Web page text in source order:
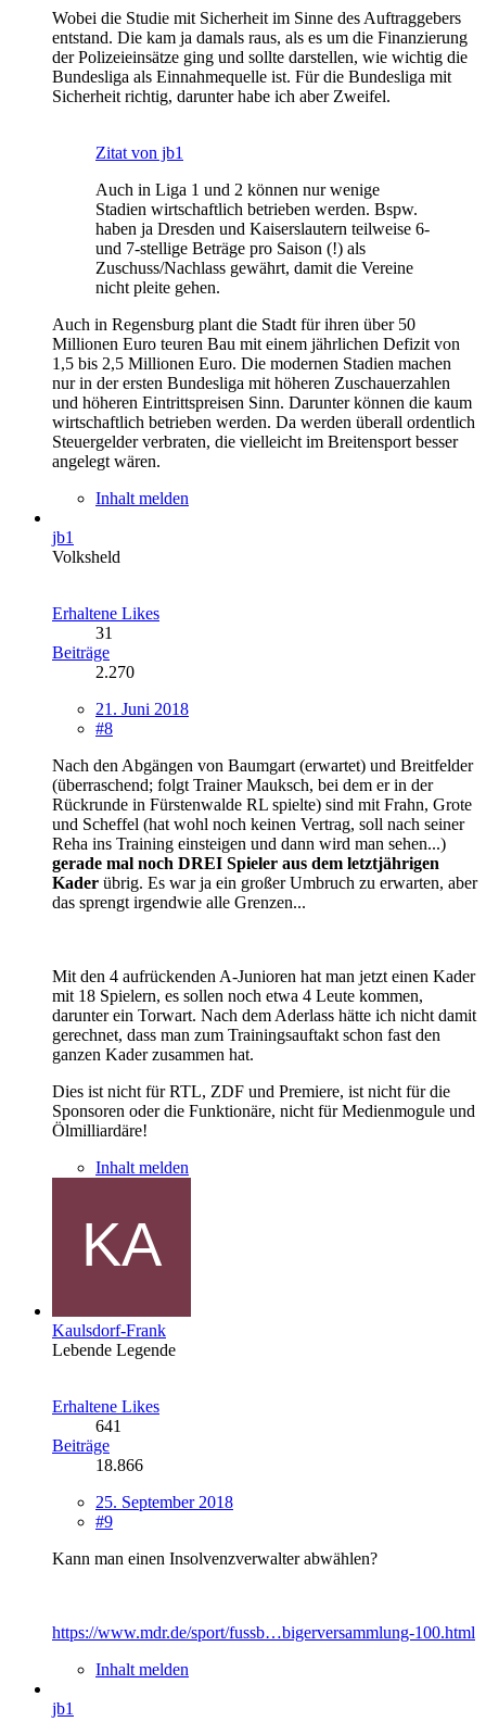
Wobei die Studie mit Sicherheit im Sinne des Auftraggebers
entstand. Die kam ja damals raus, als es um die Finanzierung
der Polizeieinsätze ging und sollte darstellen, wie wichtig die
Bundesliga als Einnahmequelle ist. Für die Bundesliga mit
Sicherheit richtig, darunter habe ich aber Zweifel.
Zitat von jb1
Auch in Liga 1 und 2 können nur wenige
Stadien wirtschaftlich betrieben werden. Bspw.
haben ja Dresden und Kaiserslautern teilweise 6-
und 7-stellige Beträge pro Saison (!) als
Zuschuss/Nachlass gewährt, damit die Vereine
nicht pleite gehen.
Auch in Regensburg plant die Stadt für ihren über 50
Millionen Euro teuren Bau mit einem jährlichen Defizit von
1,5 bis 2,5 Millionen Euro. Die modernen Stadien machen
nur in der ersten Bundesliga mit höheren Zuschauerzahlen
und höheren Eintrittspreisen Sinn. Darunter können die kaum
wirtschaftlich betrieben werden. Da werden überall ordentlich
Steuergelder verbraten, die vielleicht im Breitensport besser
angelegt wären.
Inhalt melden
jb1
Volksheld
Erhaltene Likes
31
Beiträge
2.270
21. Juni 2018
#8
Nach den Abgängen von Baumgart (erwartet) und Breitfelder
(überraschend; folgt Trainer Mauksch, bei dem er in der
Rückrunde in Fürstenwalde RL spielte) sind mit Frahn, Grote
und Scheffel (hat wohl noch keinen Vertrag, soll nach seiner
Reha ins Training einsteigen und dann wird man sehen...)
gerade mal noch DREI Spieler aus dem letztjährigen
Kader übrig. Es war ja ein großer Umbruch zu erwarten, aber
das sprengt irgendwie alle Grenzen...
Mit den 4 aufrückenden A-Junioren hat man jetzt einen Kader
mit 18 Spielern, es sollen noch etwa 4 Leute kommen,
darunter ein Torwart. Nach dem Aderlass hätte ich nicht damit
gerechnet, dass man zum Trainingsauftakt schon fast den
ganzen Kader zusammen hat.
Dies ist nicht für RTL, ZDF und Premiere, ist nicht für die
Sponsoren oder die Funktionäre, nicht für Medienmogule und
Ölmilliardäre!
Inhalt melden
Kaulsdorf-Frank
Lebende Legende
Erhaltene Likes
641
Beiträge
18.866
25. September 2018
#9
Kann man einen Insolvenzverwalter abwählen?
https://www.mdr.de/sport/fussb…bigerversammlung-100.html
Inhalt melden
jb1